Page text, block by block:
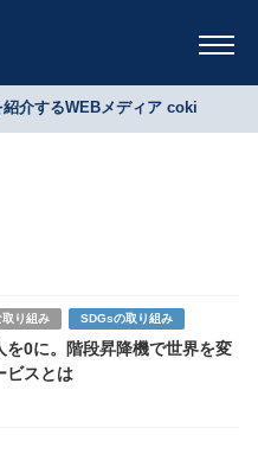
介するWEBメディア coki
り組み SDGsの取り組み
を0に。階段昇降機で世界を変
ビスとは